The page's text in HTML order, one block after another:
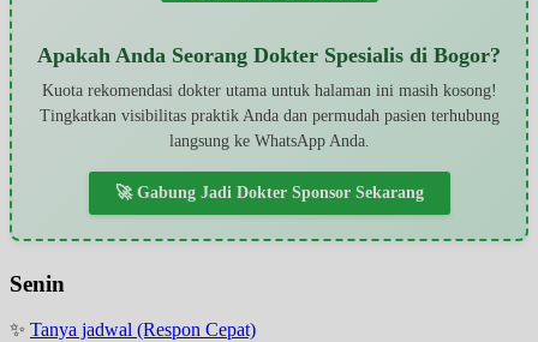
Apakah Anda Seorang Dokter Spesialis di Bogor?
Kuota rekomendasi dokter utama untuk halaman ini masih kosong!
Tingkatkan visibilitas praktik Anda dan permudah pasien terhubung
langsung ke WhatsApp Anda.
🚀 Gabung Jadi Dokter Sponsor Sekarang
Senin
✨ Tanya jadwal (Respon Cepat)